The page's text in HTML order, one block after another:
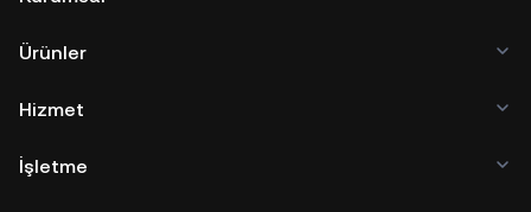
Ürünler
Hizmet
İşletme